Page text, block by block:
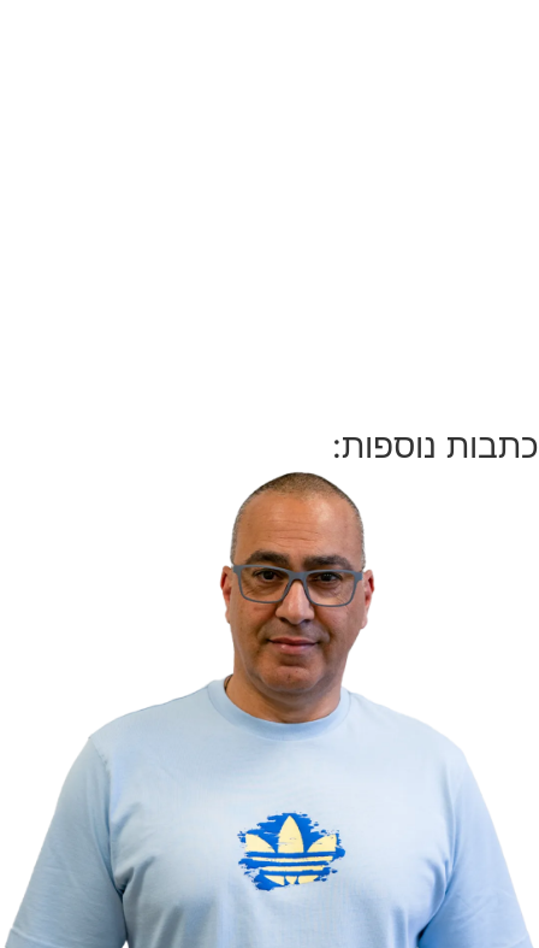
כתבות נוספות: